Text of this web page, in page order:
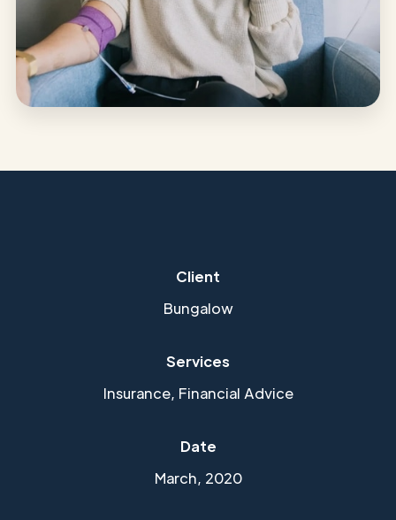
Client
Bungalow
Services
Insurance, Financial Advice
Date
March, 2020